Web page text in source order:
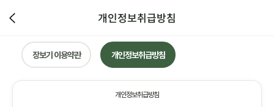
개인정보취급방침
장보기 이용약관 개인정보취급방침
개인정보취급방침